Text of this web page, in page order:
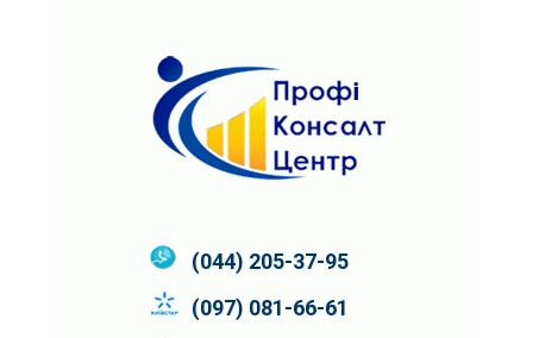
(044) 205-37-95
(097) 081-66-61